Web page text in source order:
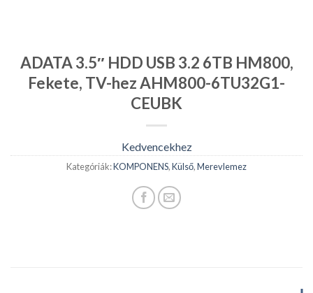
ADATA 3.5″ HDD USB 3.2 6TB HM800,
Fekete, TV-hez AHM800-6TU32G1-
CEUBK
Kedvencekhez
Kategóriák:KOMPONENS,Külső,Merevlemez